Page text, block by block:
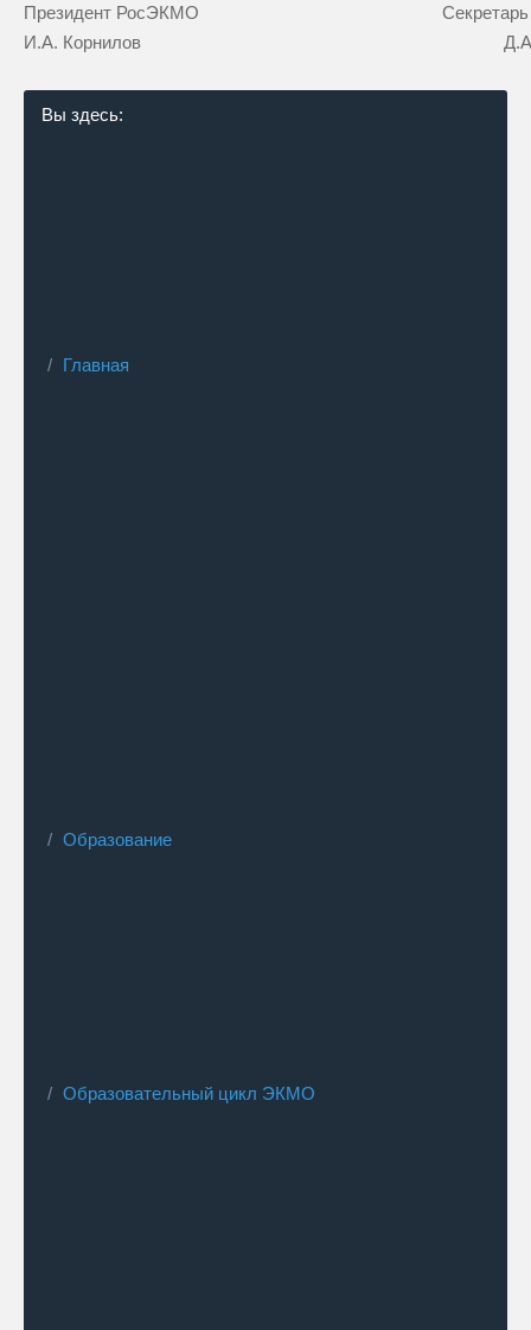
Президент РосЭКМО
И.А. Корнилов
Вы здесь:
Главная
Образование
Образовательный цикл ЭКМО